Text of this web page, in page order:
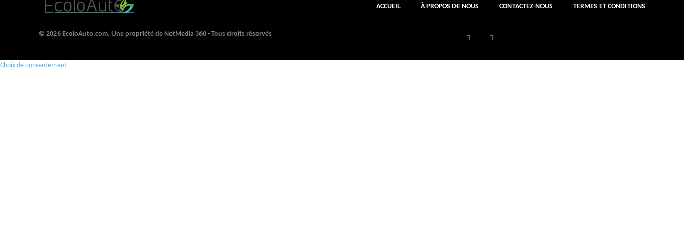
ACCUEIL À PROPOS DE NOUS CONTACTEZ-NOUS TERMES ET CONDITIONS
© 2026 EcoloAuto.com. Une propriété de NetMedia 360 - Tous droits réservés
Choix de consentement